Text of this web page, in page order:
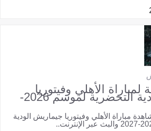
لمباراة الأهلي وفيتوريا
جيماريش الودية التحضرية لموسم 2026-
مباراة الأهلي وفيتوريا جيماريش الودية